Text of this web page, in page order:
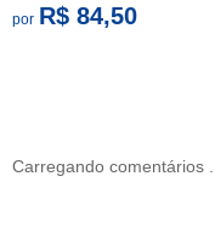
por R$ 84,50
Carregando comentários ...